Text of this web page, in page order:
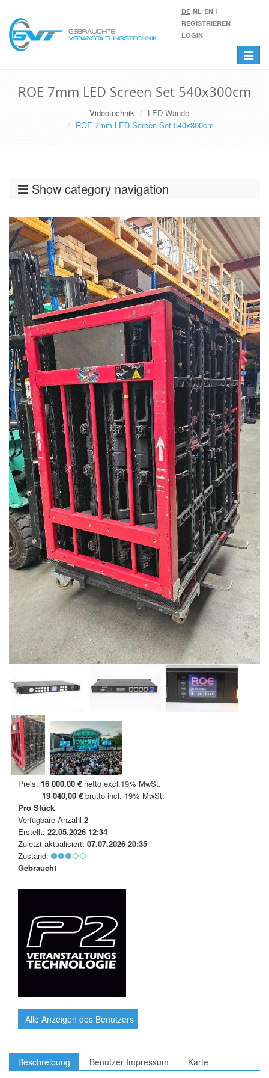
DE NL EN
REGISTRIEREN
LOGIN
Toggle
ROE 7mm LED Screen Set 540x300cm
Videotechnik
LED Wände
ROE 7mm LED Screen Set 540x300cm
Show category navigation
Preis: 16 000,00 € netto excl.19% MwSt.
19 040,00 € brutto incl. 19% MwSt.
Pro Stück
Verfügbare Anzahl 2
Erstellt: 22.05.2026 12:34
Zuletzt aktualisiert: 07.07.2026 20:35
Zustand:
Gebraucht
Alle Anzeigen des Benutzers
Beschreibung Benutzer Impressum Karte